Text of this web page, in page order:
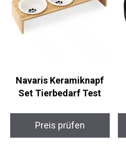
Navaris Keramiknapf
Set Tierbedarf Test
Preis prüfen